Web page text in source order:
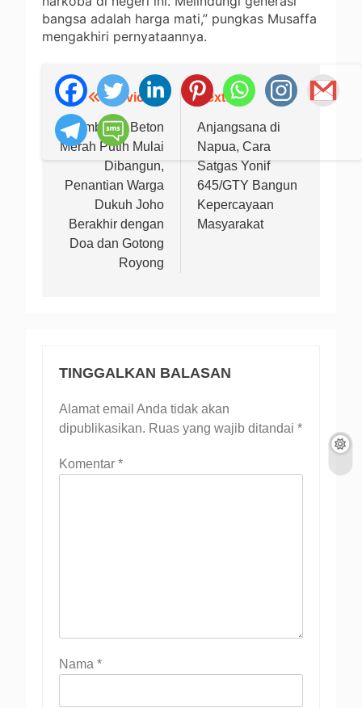
bangsa adalah harga mati,” pungkas Musaffa
mengakhiri pernyataannya.
Navigasi
pos
Previous:
Jembatan Beton
Merah Putih Mulai
Dibangun,
Penantian Warga
Dukuh Joho
Berakhir dengan
Doa dan Gotong
Royong
Next:
Anjangsana di
Napua, Cara
Satgas Yonif
645/GTY Bangun
Kepercayaan
Masyarakat
TINGGALKAN BALASAN
Alamat email Anda tidak akan
dipublikasikan. Ruas yang wajib ditandai *
Komentar *
Nama *